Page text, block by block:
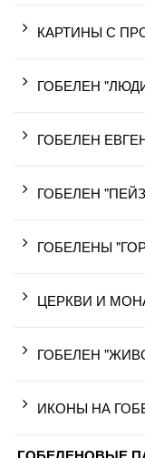
КАРТИНЫ С
ГОБЕЛЕН
ГОБЕЛЕН
ГОБЕЛЕН
ГОБЕЛЕНЫ
ЦЕРКВИ И
ГОБЕЛЕН
ИКОНЫ НА